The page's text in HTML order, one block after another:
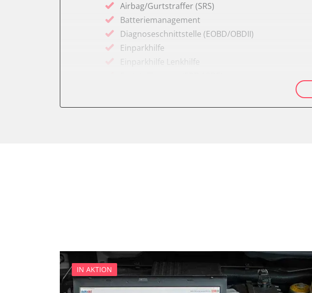
Airbag/Gurtstraffer (SRS)
Batteriemanagement
Diagnoseschnittstelle (EOBD/OBDII)
Einparkhilfe
Einparkhilfe Lenkhilfe
Radio
Reifendruckkontrolle 2 (RDK)
Servolenkung
IN AKTION